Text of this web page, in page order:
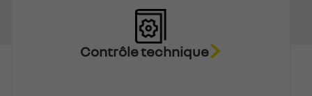
Contrôle technique